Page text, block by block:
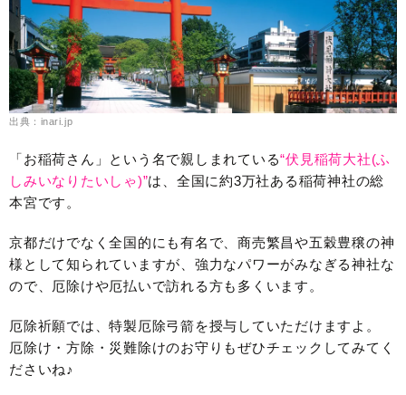
出典：inari.jp
「お稲荷さん」という名で親しまれている“伏見稲荷大社(ふ
しみいなりたいしゃ)”は、全国に約3万社ある稲荷神社の総
本宮です。
京都だけでなく全国的にも有名で、商売繁昌や五穀豊穣の神
様として知られていますが、強力なパワーがみなぎる神社な
ので、厄除けや厄払いで訪れる方も多くいます。
厄除祈願では、特製厄除弓箭を授与していただけますよ。
厄除け・方除・災難除けのお守りもぜひチェックしてみてく
ださいね♪